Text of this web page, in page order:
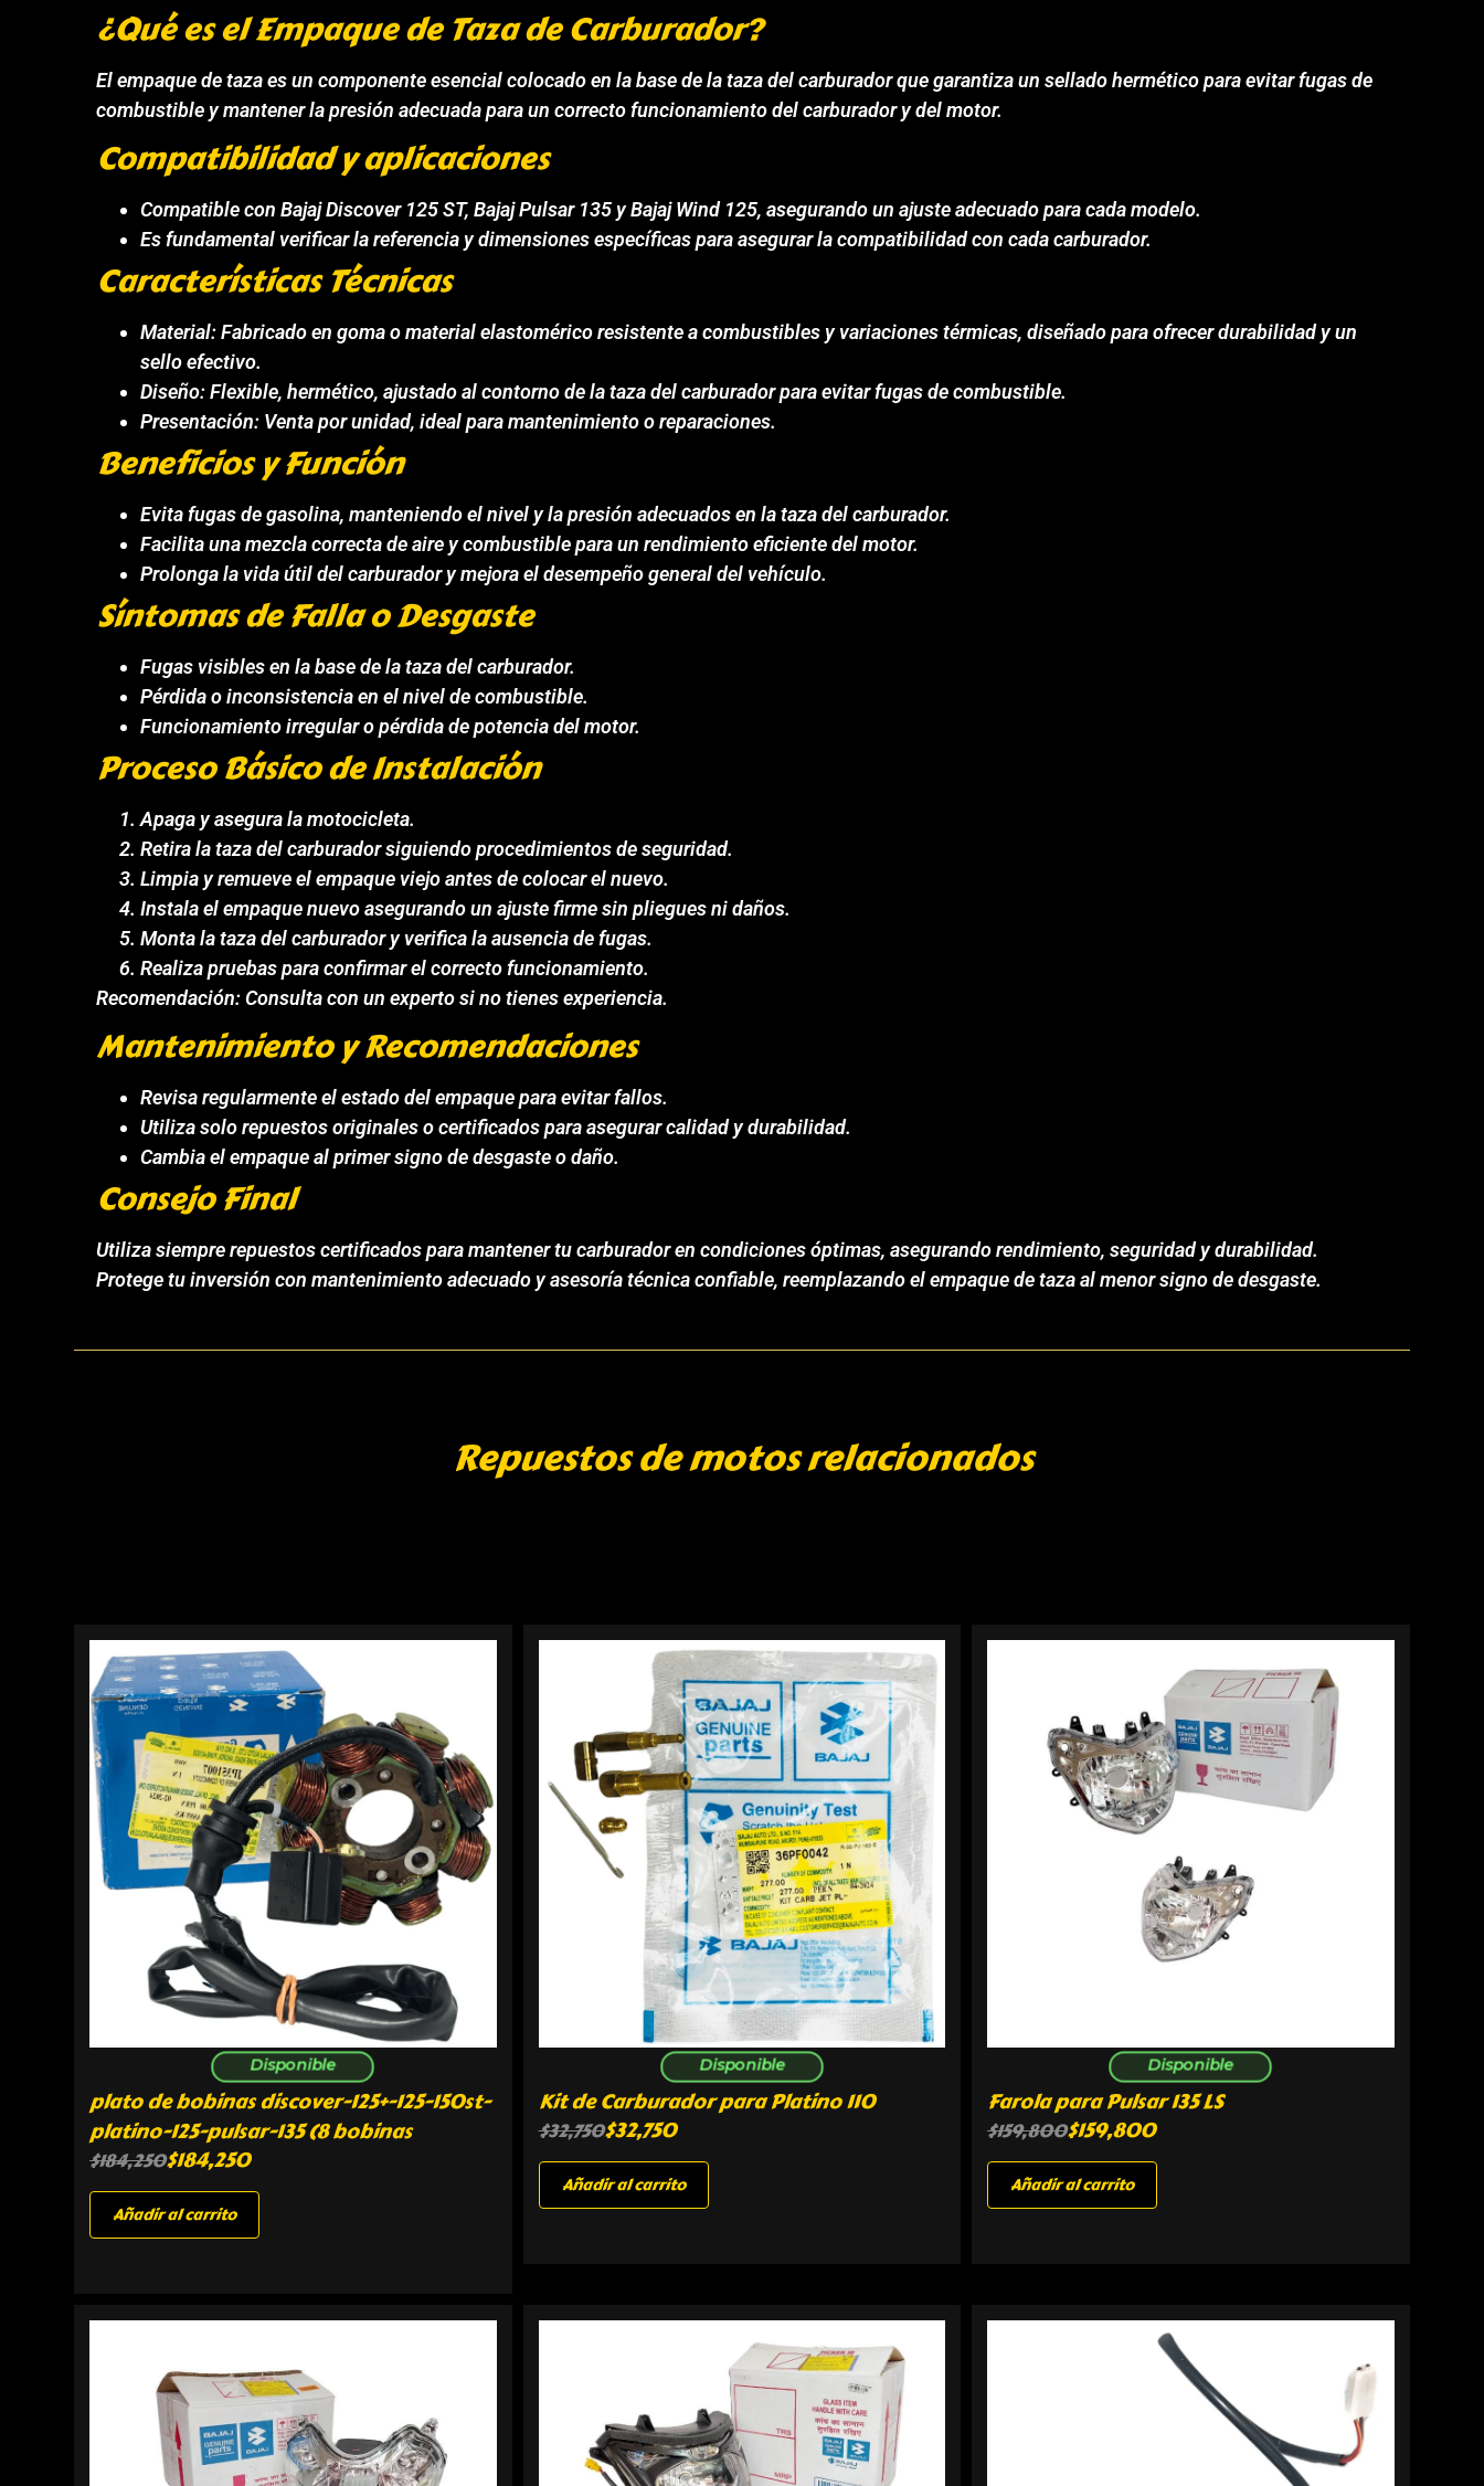
¿Qué es el Empaque de Taza de Carburador?
El empaque de taza es un componente esencial colocado en la base de la taza del carburador que garantiza un sellado hermético para evitar fugas de
combustible y mantener la presión adecuada para un correcto funcionamiento del carburador y del motor.
Compatibilidad y aplicaciones
Compatible con Bajaj Discover 125 ST, Bajaj Pulsar 135 y Bajaj Wind 125, asegurando un ajuste adecuado para cada modelo.
Es fundamental verificar la referencia y dimensiones específicas para asegurar la compatibilidad con cada carburador.
Características Técnicas
Material: Fabricado en goma o material elastomérico resistente a combustibles y variaciones térmicas, diseñado para ofrecer durabilidad y un
sello efectivo.
Diseño: Flexible, hermético, ajustado al contorno de la taza del carburador para evitar fugas de combustible.
Presentación: Venta por unidad, ideal para mantenimiento o reparaciones.
Beneficios y Función
Evita fugas de gasolina, manteniendo el nivel y la presión adecuados en la taza del carburador.
Facilita una mezcla correcta de aire y combustible para un rendimiento eficiente del motor.
Prolonga la vida útil del carburador y mejora el desempeño general del vehículo.
Síntomas de Falla o Desgaste
Fugas visibles en la base de la taza del carburador.
Pérdida o inconsistencia en el nivel de combustible.
Funcionamiento irregular o pérdida de potencia del motor.
Proceso Básico de Instalación
Apaga y asegura la motocicleta.
Retira la taza del carburador siguiendo procedimientos de seguridad.
Limpia y remueve el empaque viejo antes de colocar el nuevo.
Instala el empaque nuevo asegurando un ajuste firme sin pliegues ni daños.
Monta la taza del carburador y verifica la ausencia de fugas.
Realiza pruebas para confirmar el correcto funcionamiento.
Recomendación: Consulta con un experto si no tienes experiencia.
Mantenimiento y Recomendaciones
Revisa regularmente el estado del empaque para evitar fallos.
Utiliza solo repuestos originales o certificados para asegurar calidad y durabilidad.
Cambia el empaque al primer signo de desgaste o daño.
Consejo Final
Utiliza siempre repuestos certificados para mantener tu carburador en condiciones óptimas, asegurando rendimiento, seguridad y durabilidad.
Protege tu inversión con mantenimiento adecuado y asesoría técnica confiable, reemplazando el empaque de taza al menor signo de desgaste.
Repuestos de motos relacionados
Disponible
plato de bobinas discover-125+-125-150st-
platino-125-pulsar-135 (8 bobinas
$184,250$184,250
Añadir al carrito
Disponible
Kit de Carburador para Platino 110
$32,750$32,750
Añadir al carrito
Disponible
Farola para Pulsar 135 LS
$159,800$159,800
Añadir al carrito